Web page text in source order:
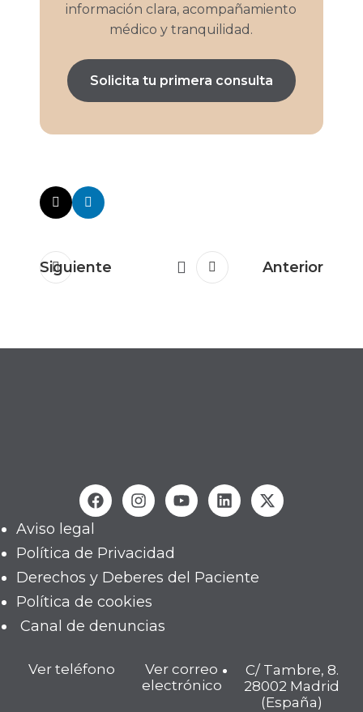
información clara, acompañamiento
médico y tranquilidad.
Solicita tu primera consulta
Siguiente Anterior
Aviso legal
Política de Privacidad
Derechos y Deberes del Paciente
Política de cookies
Canal de denuncias
Ver teléfono
Ver correo
electrónico
C/ Tambre, 8.
28002 Madrid
(España)